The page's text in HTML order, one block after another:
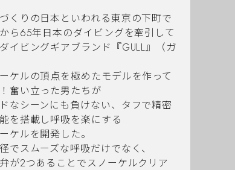
くりの日本といわれる東京の下町で
ら65年日本のダイビングを牽引して
イビングギアブランド『GULL』（ガ
ケルの頂点を極めたモデルを作って
奮い立った男たちが
なシーンにも負けない、タフで精密
を搭載し呼吸を楽にする
ケルを開発した。
でスムーズな呼吸だけでなく、
が2つあることでスノーケルクリア